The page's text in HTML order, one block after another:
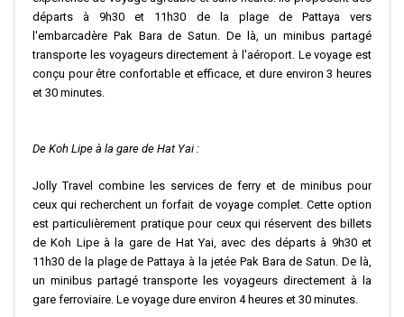
départs à 9h30 et 11h30 de la plage de Pattaya vers
l'embarcadère Pak Bara de Satun. De là, un minibus partagé
transporte les voyageurs directement à l'aéroport. Le voyage est
conçu pour être confortable et efficace, et dure environ 3 heures
et 30 minutes.
De Koh Lipe à la gare de Hat Yai :
Jolly Travel combine les services de ferry et de minibus pour
ceux qui recherchent un forfait de voyage complet. Cette option
est particulièrement pratique pour ceux qui réservent des billets
de Koh Lipe à la gare de Hat Yai, avec des départs à 9h30 et
11h30 de la plage de Pattaya à la jetée Pak Bara de Satun. De là,
un minibus partagé transporte les voyageurs directement à la
gare ferroviaire. Le voyage dure environ 4 heures et 30 minutes.